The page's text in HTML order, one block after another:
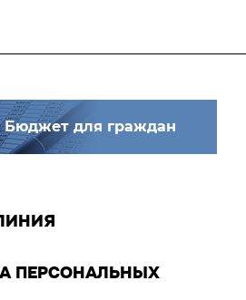
Бюджет для граждан
ПЕРСОНАЛЬНЫХ